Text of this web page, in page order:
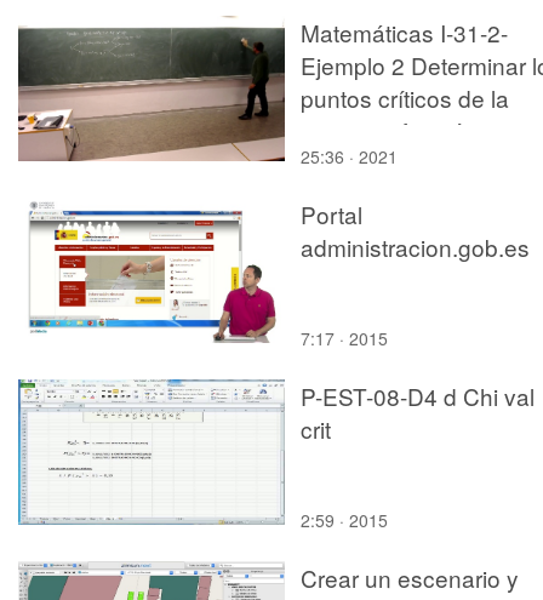
Matemáticas I-31-2-
Ejemplo 2 Determinar
puntos críticos de la
siguiente función
25:36 · 2021
Portal
administracion.gob.es
7:17 · 2015
P-EST-08-D4 d Chi val
crit
2:59 · 2015
Crear un escenario y